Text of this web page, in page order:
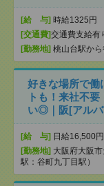
[給 与] 時給1325円
[交通費]交通費支給有
[勤務地] 桃山台駅か
好きな場所で
トも！来社不
い◎｜阪[アル
[給 与] 日給16,500
[勤務地] 大阪府大阪
駅：谷町九丁目駅）